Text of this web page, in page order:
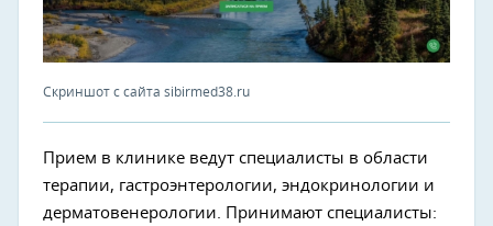
Скриншот с сайта sibirmed38.ru
Прием в клинике ведут специалисты в области
терапии, гастроэнтерологии, эндокринологии и
дерматовенерологии. Принимают специалисты: